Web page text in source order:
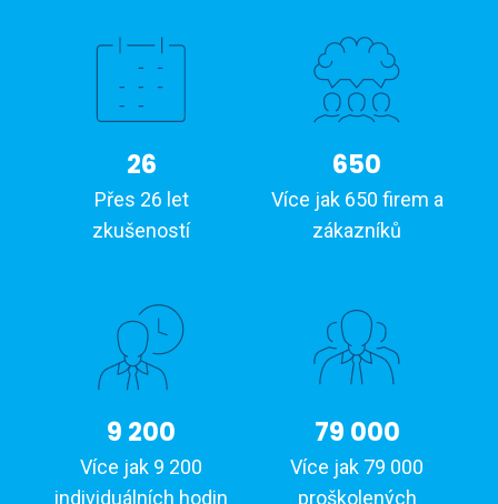
26
Přes 26 let
zkušeností
650
Více jak 650 firem a
zákazníků
9 200
Více jak 9 200
individuálních hodin
79 000
Více jak 79 000
proškolených